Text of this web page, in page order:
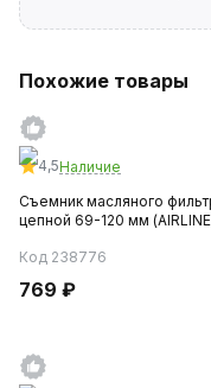
Похожие товары
4,5Наличие
Съемник масляного
цепной 69-120 мм
Код 238776
769 ₽